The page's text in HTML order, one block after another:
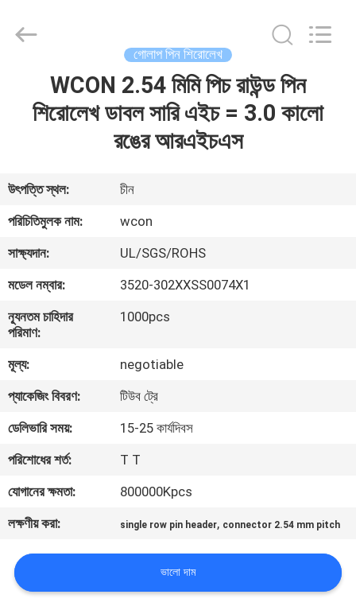
আমাদের
সম্পর্কে
কারখানা
ভ্রমণ
নিয়ন্ত্রণ
যোগাযোগ
করুন
উদ্ধৃতির
জন্য
আবেদন
গোলাপ পিন শিরোলেখ
WCON 2.54 মিমি পিচ রাউন্ড পিন
শিরোলেখ ডাবল সারি এইচ = 3.0 কালো
রঙের আরএইচএস
উৎপত্তি স্থল:
চীন
পরিচিতিমুলক নাম:
wcon
সাক্ষ্যদান:
UL/SGS/ROHS
মডেল নম্বার:
3520-302XXSS0074X1
ন্যূনতম চাহিদার
পরিমাণ:
1000pcs
মূল্য:
negotiable
প্যাকেজিং বিবরণ:
টিউব ট্রে
ডেলিভারি সময়:
15-25 কার্যদিবস
পরিশোধের শর্ত:
T T
যোগানের ক্ষমতা:
800000Kpcs
লক্ষণীয় করা:
single row pin header, connector 2.54 mm pitch
ভালো দাম